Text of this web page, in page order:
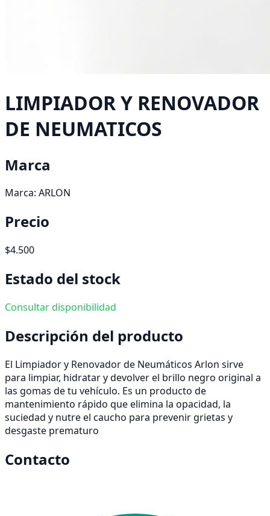
LIMPIADOR Y RENOVADOR
DE NEUMATICOS
Marca
Marca: ARLON
Precio
$4.500
Estado del stock
Consultar disponibilidad
Descripción del producto
El Limpiador y Renovador de Neumáticos Arlon sirve
para limpiar, hidratar y devolver el brillo negro original a
las gomas de tu vehículo. Es un producto de
mantenimiento rápido que elimina la opacidad, la
suciedad y nutre el caucho para prevenir grietas y
desgaste prematuro
Contacto